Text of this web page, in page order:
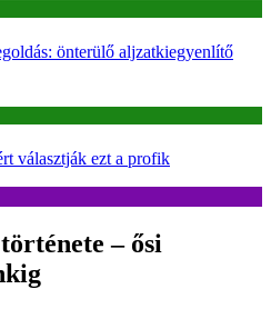
önterülő aljzatkiegyenlítő
választják ezt a profik
– ősi